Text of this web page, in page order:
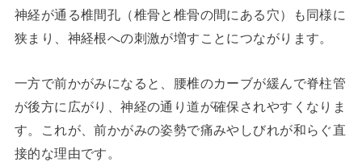
神経が通る椎間孔（椎骨と椎骨の間にある穴）も同様に
狭まり、神経根への刺激が増すことにつながります。
一方で前かがみになると、腰椎のカーブが緩んで脊柱管
が後方に広がり、神経の通り道が確保されやすくなりま
す。これが、前かがみの姿勢で痛みやしびれが和らぐ直
接的な理由です。